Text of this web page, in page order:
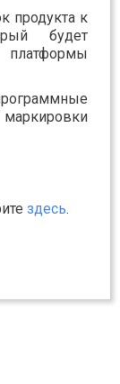
продукта к
будет
здесь.